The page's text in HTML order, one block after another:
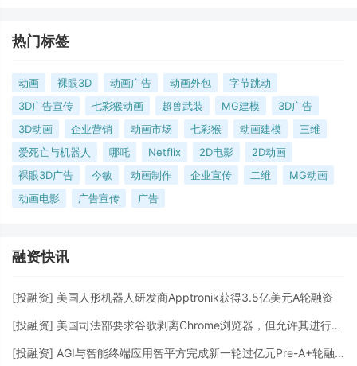
热门标签
动画 裸眼3D 动画广告 动画外包
字节跳动
3D广告宣传
七彩猴动画 超兽武装 MG建模
3D广告
3D动画
企业营销 动画市场 七彩猴 动画建模
三维
爱死亡与机器人
哪吒 Netflix 2D电影
2D动画
裸眼3D广告
今敏 动画制作 企业宣传 二维
MG动画
动画电影
广告宣传 广告
融资快讯
[投融资] 美国人形机器人研发商Apptronik获得3.5亿美元A轮融资
[投融资] 美国司法部要求谷歌剥离Chrome浏览器，但允许其进行AI投资
[投融资] AGI与智能终端应用智平方完成新一轮过亿元Pre-A+轮融资